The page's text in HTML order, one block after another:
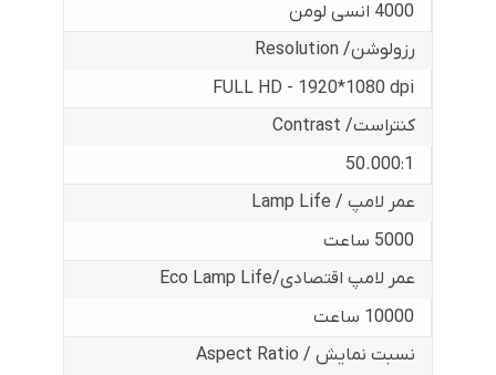
4000 انسی لومن
رزولوشن/ Resolution
FULL HD - 1920*1080 dpi
کنتراست/ Contrast
50.000:1
عمر لامپ / Lamp Life
5000 ساعت
عمر لامپ اقتصادی/Eco Lamp Life
10000 ساعت
نسبت نمایش / Aspect Ratio